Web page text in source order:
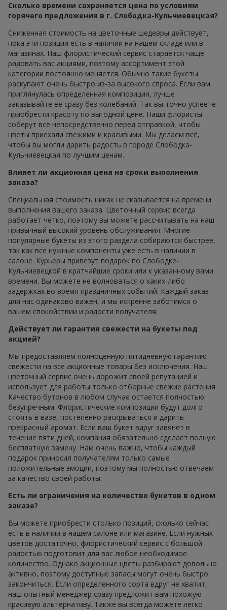
Сколько времени сохраняется цена по условиям
горячего предложения в г. Слободка-Кульчиевецкая?
Сниженная стоимость на цветочные шедевры действует,
пока эти позиции есть в наличии на нашем складе или в
магазинах. Наш флористический сервис старается чаще
радовать вас акциями, поэтому ассортимент этой
категории постоянно меняется. Обычно такие букеты
раскупают очень быстро из-за высокого спроса. Если вам
приглянулась определенная композиция, лучше
заказывайте её сразу без колебаний. Так вы точно успеете
приобрести красоту по выгодной цене. Наши флористы
соберут всё непосредственно перед отправкой, чтобы
цветы приехали свежими и красивыми. Мы делаем всё,
чтобы вы могли дарить радость в городе Слободка-
Кульчиевецкая по лучшим ценам.
Влияет ли акционная цена на сроки выполнения
заказа?
Специальная стоимость никак не сказывается на времени
выполнения вашего заказа. Цветочный сервис всегда
работает четко, поэтому вы можете рассчитывать на наш
привычный высокий уровень обслуживания. Многие
популярные букеты из этого раздела собираются быстрее,
так как все нужные компоненты уже есть в наличии в
салоне. Курьеры привезут подарок по Слободке-
Кульчиевецкой в кратчайшие сроки или к указанному вами
времени. Вы можете не волноваться о каких-либо
задержках во время праздничных событий. Каждый заказ
для нас одинаково важен, и мы искренне заботимся о
вашем спокойствии и радости получателя.
Действует ли гарантия свежести на букеты под
акцией?
Мы предоставляем полноценную пятидневную гарантию
свежести на все акционные товары без исключения. Наш
цветочный сервис очень дорожит своей репутацией и
использует для работы только отборные свежие растения.
Качество бутонов в любом случае остается полностью
безупречным. Флористические композиции будут долго
стоять в вазе, постепенно раскрываться и дарить
прекрасный аромат. Если ваш букет вдруг завянет в
течение пяти дней, компания обязательно сделает полную
бесплатную замену. Нам очень важно, чтобы каждый
подарок приносил получателям только самые
положительные эмоции, поэтому мы полностью отвечаем
за качество своей работы.
Есть ли ограничения на количество букетов в одном
заказе?
Вы можете приобрести столько позиций, сколько сейчас
есть в наличии в нашем салоне или магазине. Если нужных
цветов достаточно, флористический сервис с большой
радостью подготовит для вас любое необходимое
количество. Однако акционные цветы разбирают довольно
активно, поэтому доступные запасы могут очень быстро
закончиться. Если определенного сорта вдруг не хватит,
наш опытный менеджер сразу предложит вам похожую
красивую альтернативу. Также вы всегда можете легко